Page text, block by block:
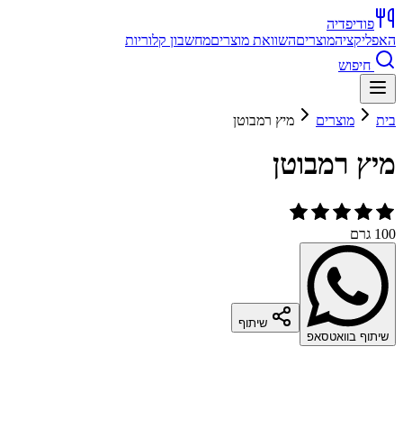
פודיפדיה
האפליקציהמוצריםהשוואת מוצריםמחשבון קלוריות
חיפוש
בית מוצרים מיץ רמבוטן
מיץ רמבוטן
100 גרם
שיתוף בוואטסאפ
שיתוף